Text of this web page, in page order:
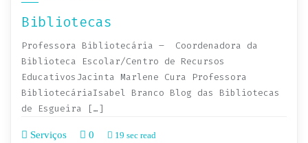
Bibliotecas
Professora Bibliotecária – Coordenadora da
Biblioteca Escolar/Centro de Recursos
EducativosJacinta Marlene Cura Professora
BibliotecáriaIsabel Branco Blog das Bibliotecas
de Esgueira […]
Serviços 0 19 sec read